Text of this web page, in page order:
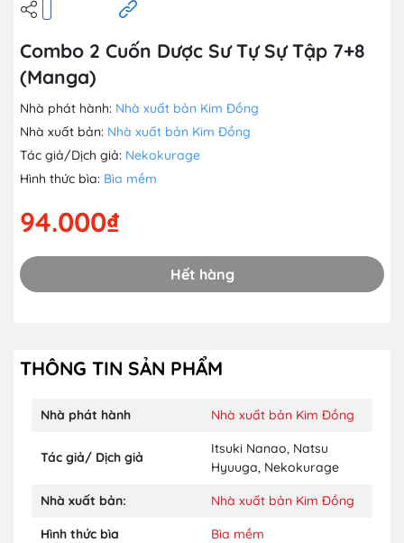
Combo 2 Cuốn Dược Sư Tự Sự Tập 7+8
(Manga)
Nhà phát hành: Nhà xuất bản Kim Đồng
Nhà xuất bản: Nhà xuất bản Kim Đồng
Tác giả/Dịch giả: Nekokurage
Hình thức bìa: Bìa mềm
94.000₫
Hết hàng
THÔNG TIN SẢN PHẨM
Nhà phát hành Nhà xuất bản Kim Đồng
Tác giả/ Dịch giả
Itsuki Nanao, Natsu
Hyuuga, Nekokurage
Nhà xuất bản: Nhà xuất bản Kim Đồng
Hình thức bìa Bìa mềm